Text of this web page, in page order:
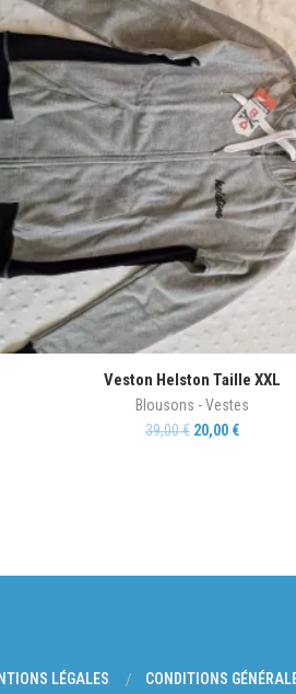
Veston Helston Taille XXL
Blousons - Vestes
39,00€ 20,00 €
LÉGALES CONDITIONS